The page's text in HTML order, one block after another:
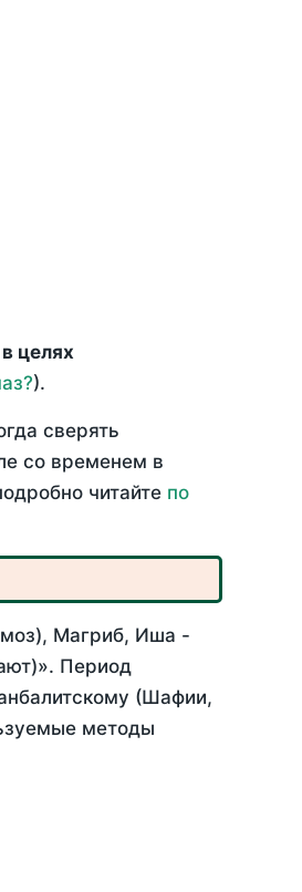
в целях
).
сверять
со временем в
читайте по
Магриб, Иша -
Период
(Шафии,
методы